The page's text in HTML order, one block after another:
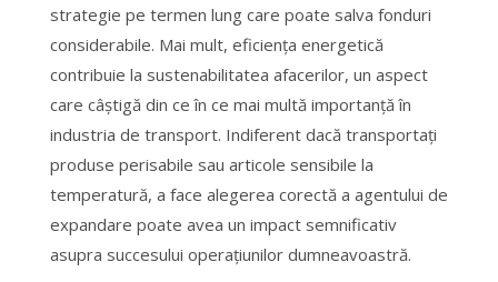
strategie pe termen lung care poate salva fonduri
considerabile. Mai mult, eficiența energetică
contribuie la sustenabilitatea afacerilor, un aspect
care câștigă din ce în ce mai multă importanță în
industria de transport. Indiferent dacă transportați
produse perisabile sau articole sensibile la
temperatură, a face alegerea corectă a agentului de
expandare poate avea un impact semnificativ
asupra succesului operațiunilor dumneavoastră.